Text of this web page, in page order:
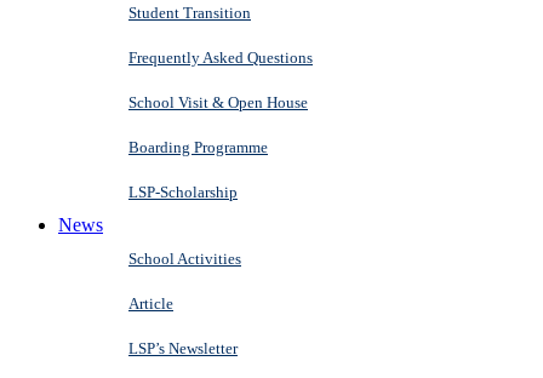
Student Transition
Frequently Asked Questions
School Visit & Open House
Boarding Programme
LSP-Scholarship
News
School Activities
Article
LSP’s Newsletter